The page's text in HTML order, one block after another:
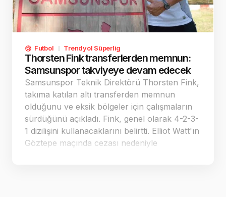
Futbol Trendyol Süperlig
Thorsten Fink transferlerden memnun:
Samsunspor takviyeye devam edecek
Samsunspor Teknik Direktörü Thorsten Fink,
takıma katılan altı transferden memnun
olduğunu ve eksik bölgeler için çalışmaların
sürdüğünü açıkladı. Fink, genel olarak 4-2-3-
1 dizilişini kullanacaklarını belirtti. Elliot Watt'ın
Göztepe maçında cezası nedeniyle